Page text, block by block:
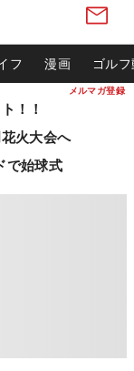
メルマガ登録
フ 漫画 ゴル
！！
火大会へ
で始球式